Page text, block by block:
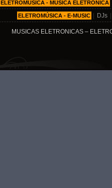
ELETROMÚSICA - MÚSICA ELETRÔNICA
ELETROMÚSICA - E-MUSIC DJs
MUSICAS ELETRONICAS –